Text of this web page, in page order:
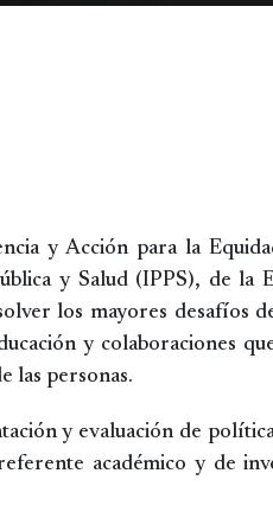
y Acción para la
y Salud (IPPS), de la
los mayores desafíos
y colaboraciones
las personas.
y evaluación de
académico y de